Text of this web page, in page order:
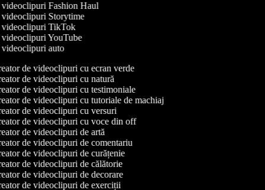
videoclipuri Fashion Haul
videoclipuri Storytime
videoclipuri TikTok
videoclipuri YouTube
videoclipuri auto
de videoclipuri cu ecran verde
de videoclipuri cu natură
de videoclipuri cu testimoniale
de videoclipuri cu tutoriale de machiaj
de videoclipuri cu versuri
de videoclipuri cu voce din off
de videoclipuri de artă
de videoclipuri de comentariu
de videoclipuri de curățenie
de videoclipuri de călătorie
de videoclipuri de decorare
de videoclipuri de exerciții